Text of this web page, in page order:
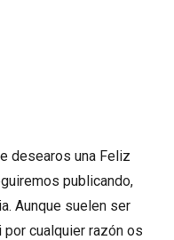
desearos una Feliz
publicando,
Aunque suelen ser
cualquier razón os